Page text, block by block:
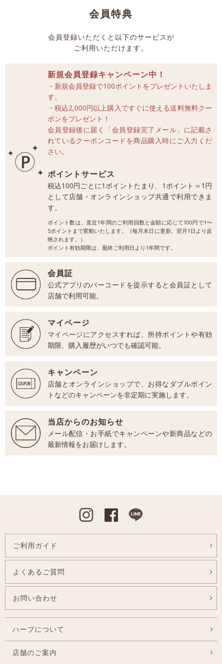
会員特典
会員登録いただくと以下のサービスが
ご利用いただけます。
新規会員登録キャンペーン中！
・新規会員登録で100ポイントをプレゼントいたしま
す。
・税込2,000円以上購入ですぐに使える送料無料クー
ポンをプレゼント！
会員登録後に届く「会員登録完了メール」に記載さ
れているクーポンコードを商品購入時にご入力くだ
さい。
ポイントサービス
税込100円ごとに1ポイントたまり、1ポイント＝1円
として店舗・オンラインショップ共通で利用できま
す。
ポイント数は、直近1年間のご利用回数と金額に応じて100円で1〜
5ポイントまで変動いたします。（毎月末日に更新。翌月1日より反
映されます。）
ポイント有効期限は、最終ご利用日より1年間です。
会員証
公式アプリのバーコードを提示すると会員証として
店舗で利用可能。
マイページ
マイページにアクセスすれば、所持ポイントや有効
期限、購入履歴がいつでも確認可能。
キャンペーン
店舗とオンラインショップで、お得なダブルポイン
トなどのキャンペーンを非定期に実施します。
当店からのお知らせ
メール配信・お手紙でキャンペーンや新商品などの
最新情報をお届けします。
Instagram
ご利用ガイド
よくあるご質問
お問い合わせ
ハーブについて
店舗のご案内